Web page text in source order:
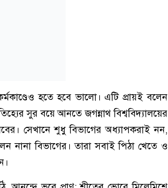
হতে হবে ভালো। এটি প্রায়ই বলেন
সুর বয়ে আনতে জগন্নাথ বিশ্ববিদ্যালয়ের
সেখানে শুধু বিভাগের অধ্যাপকরাই নন,
নানা বিভাগের। তারা সবাই পিঠা খেতে ও